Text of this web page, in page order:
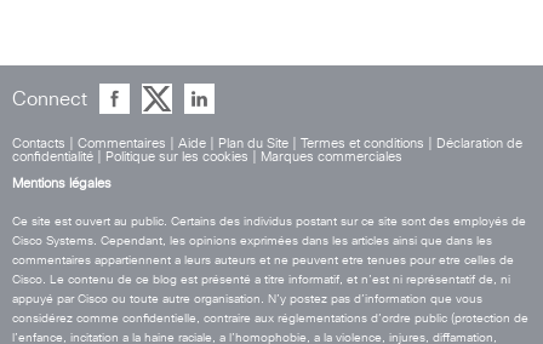
Connect
Contacts Commentaires Aide Plan du Site Termes et conditions
Déclaration de
confidentialité
Politique sur les cookies
Marques commerciales
Mentions légales
Ce site est ouvert au public. Certains des individus postant sur ce site sont des employés de
Cisco Systems. Cependant, les opinions exprimées dans les articles ainsi que dans les
commentaires appartiennent a leurs auteurs et ne peuvent etre tenues pour etre celles de
Cisco. Le contenu de ce blog est présenté a titre informatif, et n’est ni représentatif de, ni
appuyé par Cisco ou toute autre organisation. N’y postez pas d’information que vous
considérez comme confidentielle, contraire aux réglementations d’ordre public (protection de
l’enfance, incitation a la haine raciale, a l’homophobie, a la violence, injures, diffamation,